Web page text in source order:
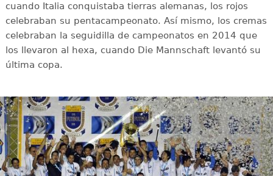
cuando Italia conquistaba tierras alemanas, los rojos
celebraban su pentacampeonato. Así mismo, los cremas
celebraban la seguidilla de campeonatos en 2014 que
los llevaron al hexa, cuando Die Mannschaft levantó su
última copa.